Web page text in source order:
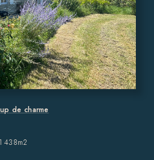
de charme
438m2